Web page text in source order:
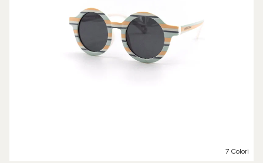
7 Colori